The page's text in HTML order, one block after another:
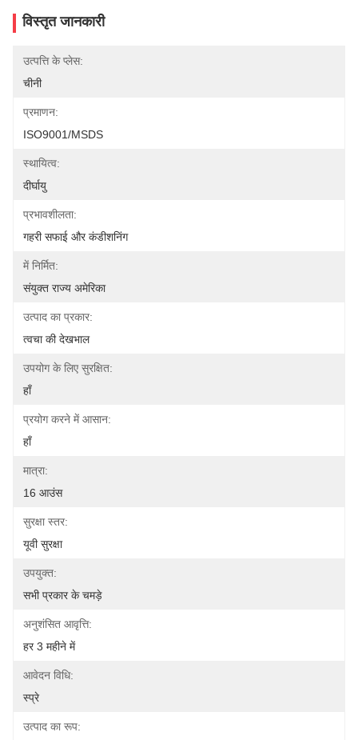
विस्तृत जानकारी
उत्पत्ति के प्लेस:
चीनी
प्रमाणन:
ISO9001/MSDS
स्थायित्व:
दीर्घायु
प्रभावशीलता:
गहरी सफाई और कंडीशनिंग
में निर्मित:
संयुक्त राज्य अमेरिका
उत्पाद का प्रकार:
त्वचा की देखभाल
उपयोग के लिए सुरक्षित:
हाँ
प्रयोग करने में आसान:
हाँ
मात्रा:
16 आउंस
सुरक्षा स्तर:
यूवी सुरक्षा
उपयुक्त:
सभी प्रकार के चमड़े
अनुशंसित आवृत्ति:
हर 3 महीने में
आवेदन विधि:
स्प्रे
उत्पाद का रूप: